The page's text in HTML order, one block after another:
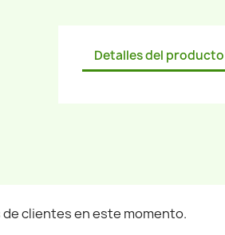
Detalles del producto
de clientes en este momento.